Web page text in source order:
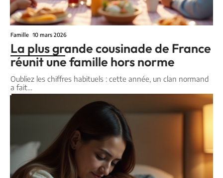
Famille 10 mars 2026
La plus grande cousinade de France
réunit une famille hors norme
Oubliez les chiffres habituels : cette année, un clan normand
a fait…